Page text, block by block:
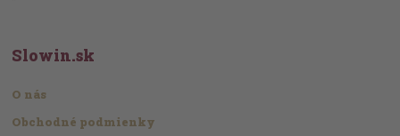
Slowin.sk
O nás
Obchodné podmienky